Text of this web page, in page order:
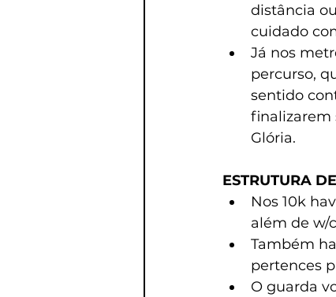
distância
cuidado
Já nos
percurso,
sentido
finalizarem
Glória.
ESTRUTURA
Nos 10k
além de w/
Também
pertences
O guarda